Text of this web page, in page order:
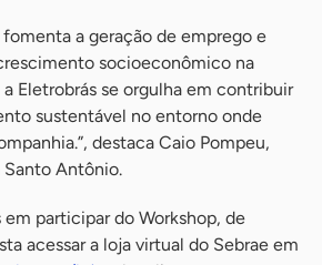
fomenta a geração de emprego e
socioeconômico na
Eletrobrás se orgulha em contribuir
sustentável no entorno onde
destaca Caio Pompeu,
Antônio.
em participar do Workshop, de
acessar a loja virtual do Sebrae em